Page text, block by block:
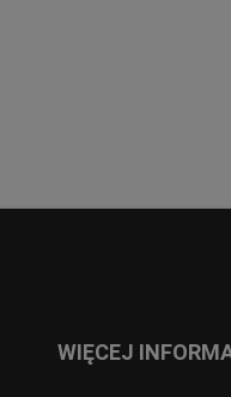
WIĘCEJ